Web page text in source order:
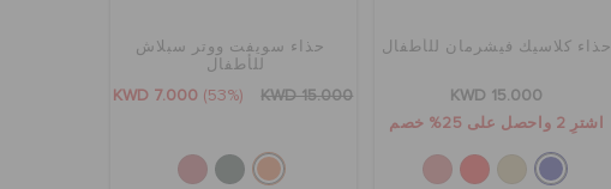
حذاء كلاسيك فيشرمان للأطفال
KWD 15.000
اشترِ 2 واحصل على 25% خصم
حذاء سويفت ووتر سبلاش
للأطفال
KWD 7.000 (53%) KWD 15.000